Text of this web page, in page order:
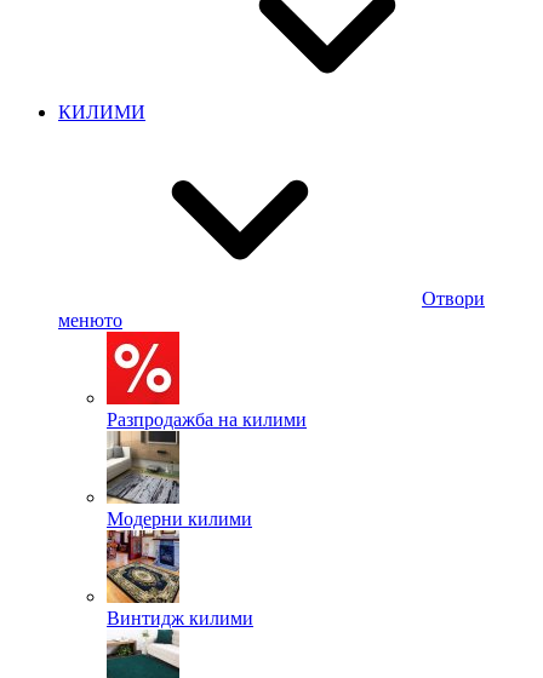
КИЛИМИ
Отвори
менюто
Разпродажба на килими
Модерни килими
Винтидж килими